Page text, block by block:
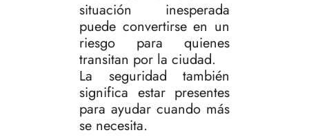
situación inesperada
puede convertirse en un
riesgo para quienes
transitan por la ciudad.
La seguridad también
significa estar presentes
para ayudar cuando más
se necesita.